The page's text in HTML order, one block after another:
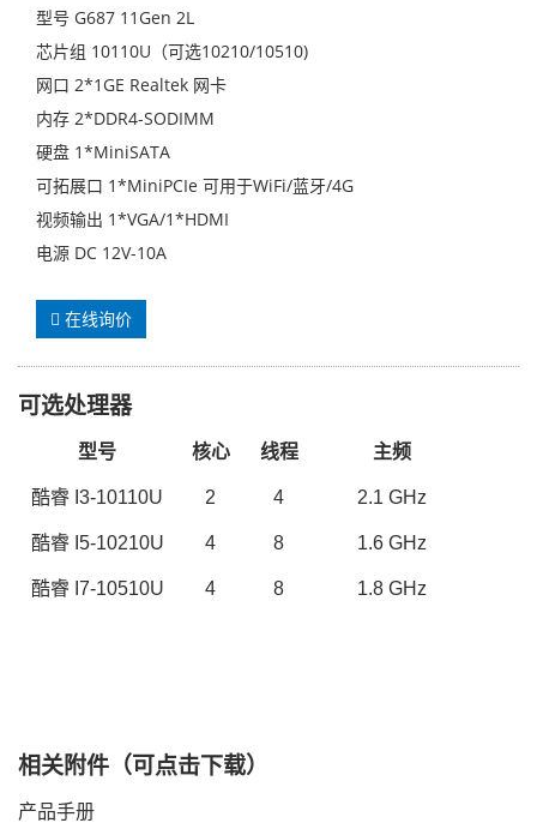
型号 G687 11Gen 2L
芯片组 10110U（可选10210/10510)
网口 2*1GE Realtek 网卡
内存 2*DDR4-SODIMM
硬盘 1*MiniSATA
可拓展口 1*MiniPCIe 可用于WiFi/蓝牙/4G
视频输出 1*VGA/1*HDMI
电源 DC 12V-10A
在线询价
可选处理器
型号 核心 线程 主频
酷睿 I3-10110U 2 4 2.1 GHz
酷睿 5-10210U 4 8 1.6 GHz
酷睿 7-10510U 4 8 1.8 GHz
相关附件（可点击下载）
产品手册